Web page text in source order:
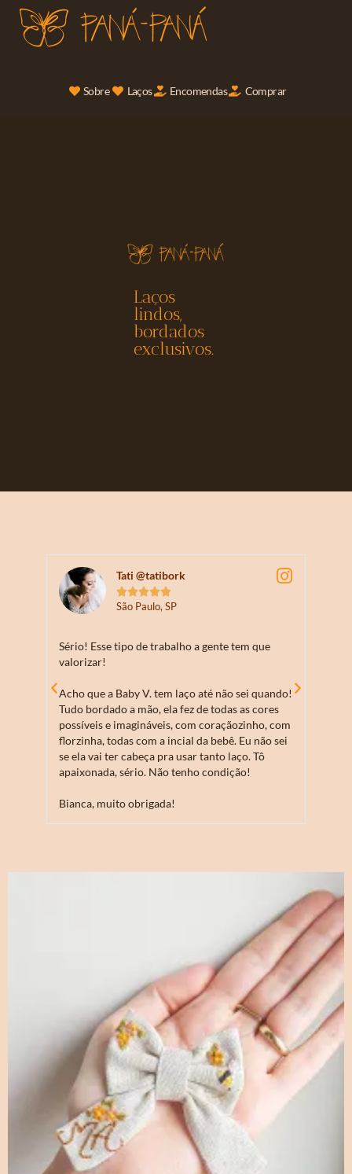
Sobre Laços Encomendas Comprar
Laços
lindos,
bordados
exclusivos.
Tati @tatibork

São Paulo, SP
Sério! Esse tipo de trabalho a gente tem que
valorizar!
Acho que a Baby V. tem laço até não sei quando!
Tudo bordado a mão, ela fez de todas as cores
possíveis e imagináveis, com coraçãozinho, com
florzinha, todas com a incial da bebê. Eu não sei
se ela vai ter cabeça pra usar tanto laço. Tô
apaixonada, sério. Não tenho condição!
Bianca, muito obrigada!